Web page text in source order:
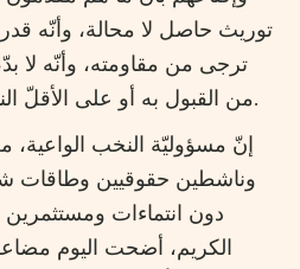
توريث حاصل لا محالة، وأنّه
ترجى من مقاومته، وأنّه لا
من القبول به أو على الأقلّ النأي بالنفس عن مصادمته.
إنّ مسؤوليّة النخب
وناشطين حقوقيين وطاقات
دون انتماءات
الكريم، أضحت اليوم